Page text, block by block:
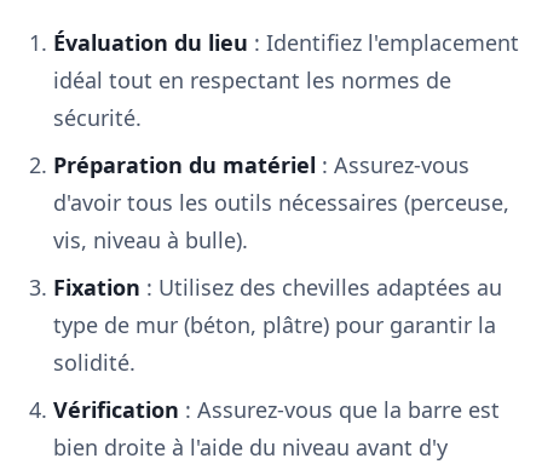
Évaluation du lieu : Identifiez l'emplacement
idéal tout en respectant les normes de
sécurité.
Préparation du matériel : Assurez-vous
d'avoir tous les outils nécessaires (perceuse,
vis, niveau à bulle).
Fixation : Utilisez des chevilles adaptées au
type de mur (béton, plâtre) pour garantir la
solidité.
Vérification : Assurez-vous que la barre est
bien droite à l'aide du niveau avant d'y